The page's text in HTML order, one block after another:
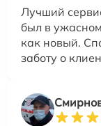
Лучший
был в
как новый.
заботу о